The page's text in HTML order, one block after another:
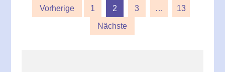
Seitennummerierung
Vorherige 1 2 3 … 13
Nächste